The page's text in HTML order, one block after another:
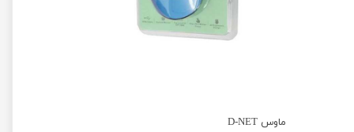
ماوس D-NET